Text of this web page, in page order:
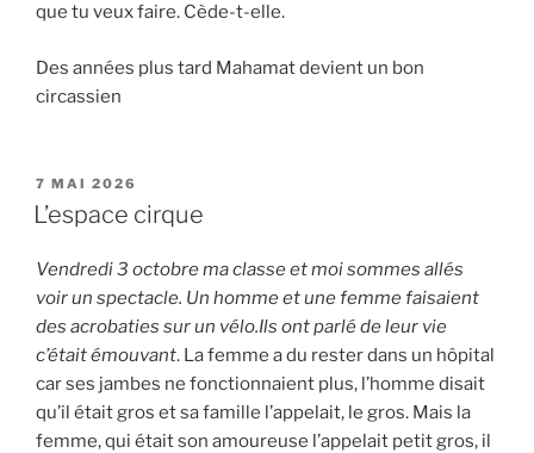
que tu veux faire. Cède-t-elle.
Des années plus tard Mahamat devient un bon
circassien
PUBLIÉ
LE
7 MAI 2026
L’espace cirque
Vendredi 3 octobre ma classe et moi sommes allés
voir un spectacle. Un homme et une femme faisaient
des acrobaties sur un vélo.Ils ont parlé de leur vie
c’était émouvant. La femme a du rester dans un hôpital
car ses jambes ne fonctionnaient plus, l’homme disait
qu’il était gros et sa famille l’appelait, le gros. Mais la
femme, qui était son amoureuse l’appelait petit gros, il